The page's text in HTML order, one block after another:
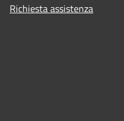
Richiesta assistenza